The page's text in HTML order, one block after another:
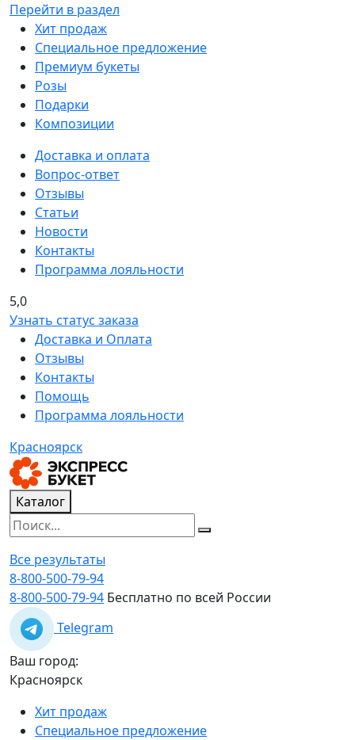
Перейти в раздел
Хит продаж
Специальное предложение
Премиум букеты
Розы
Подарки
Композиции
Доставка и оплата
Вопрос-ответ
Отзывы
Статьи
Новости
Контакты
Программа лояльности
5,0
Узнать статус заказа
Доставка и Оплата
Отзывы
Контакты
Помощь
Программа лояльности
Красноярск
Каталог
Все результаты
8-800-500-79-94
8-800-500-79-94 Бесплатно по всей России
Telegram
Ваш город:
Красноярск
Хит продаж
Специальное предложение